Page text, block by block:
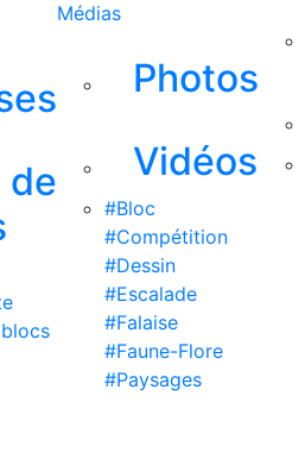
de
Médias
Photos
Vidéos
#Bloc
#Compétition
#Dessin
#Escalade
#Falaise
#Faune-Flore
#Paysages